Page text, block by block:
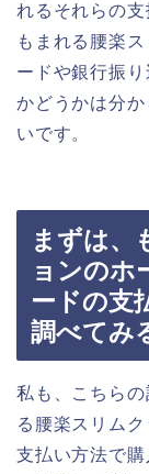
れるそれらの
もまれる腰楽
ードや銀行振
かどうかは分
いです。
まずは、
ョンのホ
ードの支
調べてみ
私も、こちら
る腰楽スリム
支払い方法で